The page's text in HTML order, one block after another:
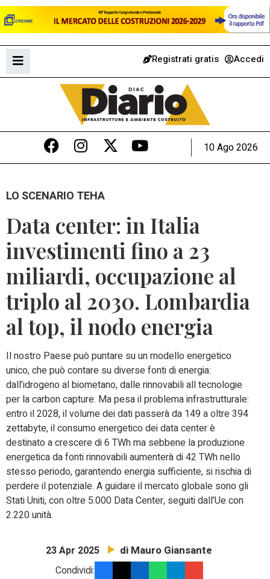
Registrati gratis Accedi
10 Ago 2026
LO SCENARIO TEHA
Data center: in Italia
investimenti fino a 23
miliardi, occupazione al
triplo al 2030. Lombardia
al top, il nodo energia
Il nostro Paese può puntare su un modello energetico
unico, che può contare su diverse fonti di energia:
dall’idrogeno al biometano, dalle rinnovabili all tecnologie
per la carbon capture. Ma pesa il problema infrastrutturale:
entro il 2028, il volume dei dati passerà da 149 a oltre 394
zettabyte, il consumo energetico dei data center è
destinato a crescere di 6 TWh ma sebbene la produzione
energetica da fonti rinnovabili aumenterà di 42 TWh nello
stesso periodo, garantendo energia sufficiente, si rischia di
perdere il potenziale. A guidare il mercato globale sono gli
Stati Uniti, con oltre 5.000 Data Center, seguiti dall’Ue con
2.220 unità.
23 Apr 2025 di Mauro Giansante
Condividi: